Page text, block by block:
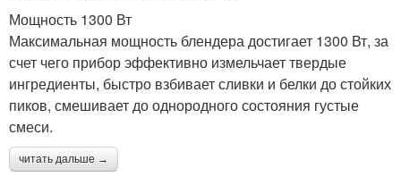
Мощность 1300 Вт
Максимальная мощность блендера достигает 1300 Вт, за
счет чего прибор эффективно измельчает твердые
ингредиенты, быстро взбивает сливки и белки до стойких
пиков, смешивает до однородного состояния густые
смеси.
читать дальше →